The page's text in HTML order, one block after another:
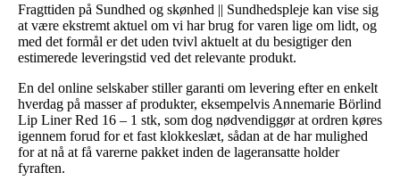
Fragttiden på Sundhed og skønhed || Sundhedspleje kan vise sig
at være ekstremt aktuel om vi har brug for varen lige om lidt, og
med det formål er det uden tvivl aktuelt at du besigtiger den
estimerede leveringstid ved det relevante produkt.
En del online selskaber stiller garanti om levering efter en enkelt
hverdag på masser af produkter, eksempelvis Annemarie Börlind
Lip Liner Red 16 – 1 stk, som dog nødvendiggør at ordren køres
igennem forud for et fast klokkeslæt, sådan at de har mulighed
for at nå at få varerne pakket inden de lageransatte holder
fyraften.